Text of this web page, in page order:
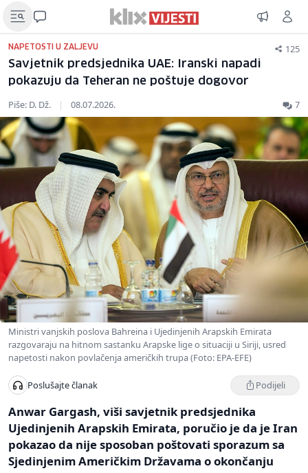
NAPETOSTI U ZALJEVU 125
Savjetnik predsjednika UAE: Iranski napadi
pokazuju da Teheran ne poštuje dogovor
Piše: D. Dž. | 08.07.2026. 7
Ministri vanjskih poslova Bahreina i Ujedinjenih Arapskih Emirata
razgovaraju na hitnom sastanku Arapske lige o situaciji u Siriji, usred
napetosti nakon povlačenja američkih trupa (Foto: EPA-EFE)
Poslušajte članak Podijeli
Anwar Gargash, viši savjetnik predsjednika
Ujedinjenih Arapskih Emirata, poručio je da je Iran
pokazao da nije sposoban poštovati sporazum sa
Sjedinjenim Američkim Državama o okončanju